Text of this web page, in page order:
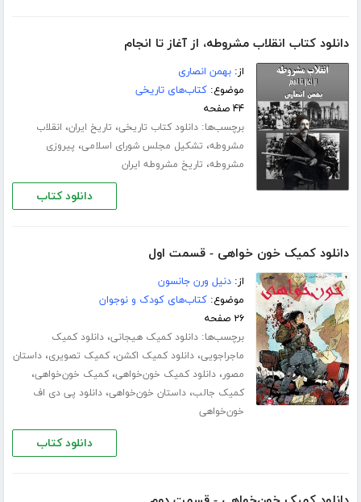
دانلود کتاب انقلاب‌ مشروطه، از آغاز تا انجام
از:بهمن انصاری
موضوع:کتاب‌های تاریخی
۴۴ صفحه
برچسب‌ها:دانلود کتاب تاریخی، تاریخ ایران، انقلاب
مشروطه، تشکیل مجلس شورای اسلامی، پیروزی
مشروطه، تاریخ مشروطه ایران
دانلود کتاب
دانلود کمیک خون خواهی - قسمت اول
از:دنیل ورن جانسون
موضوع:کتاب‌های کودک و نوجوان
۲۶ صفحه
برچسب‌ها:دانلود کمیک هیجانی،دانلود کمیک
ماجراجویی،دانلود کمیک اکشن،کمیک تصویری،داستان
مصور،دانلود کمیک خون‌خواهی،کمیک خون‌خواهی،
کمیک جالب،داستان خون‌خواهی،دانلود پی دی اف
خون‌خواهی
دانلود کتاب